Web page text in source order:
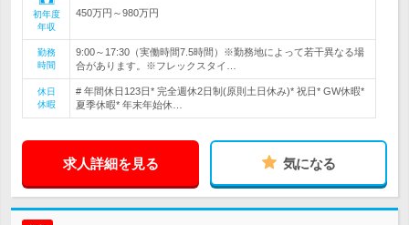
初年度
年収
450万円～980万円
勤務
時間
9:00～17:30（実働時間7.5時間）※勤務地によって若干異なる場
合があります。※フレックスタイ…
休日
休暇
# 年間休日123日* 完全週休2日制(原則土日休み)* 祝日* GW休暇*
夏季休暇* 年末年始休…
求人詳細を見る 気になる